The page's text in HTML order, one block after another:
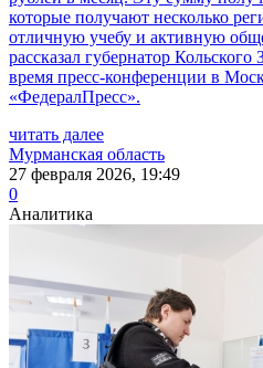
которые получают несколько
отличную учебу и активную
рассказал губернатор
время пресс-конференции в
«ФедералПресс».
читать далее
Мурманская область
27 февраля 2026, 19:49
0
Аналитика